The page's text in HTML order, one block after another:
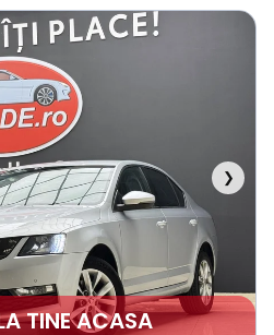
❯
TINE ACASA